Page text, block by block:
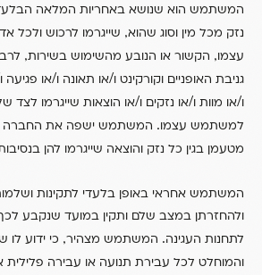
המשתמש הוא שנושא באחריות המלאה
נזק מכל מין וסוג שהוא, שייגרמו לרכוש ולכל
עצמו, הקשור או הנובע מהשימוש בשירות,
גניבת האופניים וקורקינט ו/או תאונה ו/או פגיעה ו
ו/או מוות ו/או נזקים ו/או הוצאות שייגרמו לצד
למשתמש עצמו. המשתמש ישפה את החברה
מטעמן בגין כל נזק והוצאה שייגרמו להן
המשתמש אחראי באופן בלעדי לתקינות ושלמות
ולהחזרתן במצב שלם ותקין במועד שנקבע
לתחנות העגינה. המשתמש מצהיר, כי ידוע
והמוחלט לכל עבירת תנועה או עבירה